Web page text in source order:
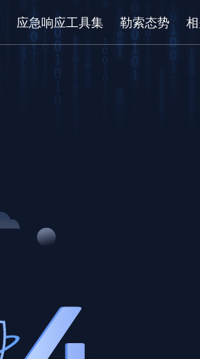
应急响应工具集 勒索态势